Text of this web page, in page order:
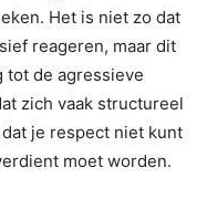
Het is niet zo dat
reageren, maar dit
tot de agressieve
zich vaak structureel
je respect niet kunt
moet worden.